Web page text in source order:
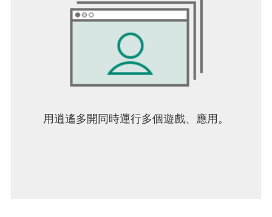
用逍遙多開同時運行多個遊戲、應用。